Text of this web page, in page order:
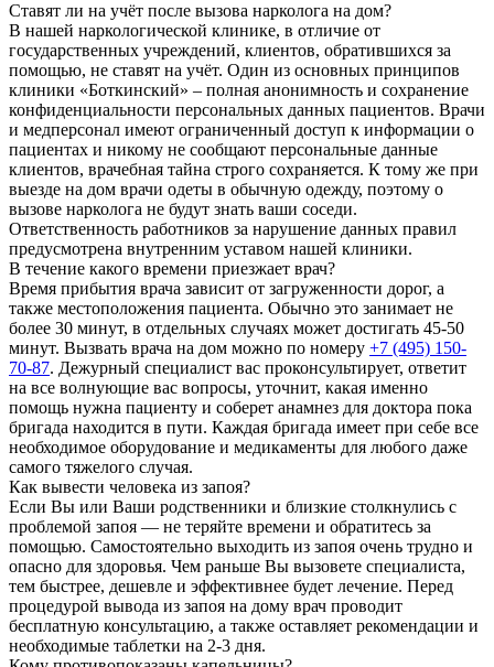
Ставят ли на учёт после вызова нарколога на дом?
В нашей наркологической клинике, в отличие от
государственных учреждений, клиентов, обратившихся за
помощью, не ставят на учёт. Один из основных принципов
клиники «Боткинский» – полная анонимность и сохранение
конфиденциальности персональных данных пациентов. Врачи
и медперсонал имеют ограниченный доступ к информации о
пациентах и никому не сообщают персональные данные
клиентов, врачебная тайна строго сохраняется. К тому же при
выезде на дом врачи одеты в обычную одежду, поэтому о
вызове нарколога не будут знать ваши соседи.
Ответственность работников за нарушение данных правил
предусмотрена внутренним уставом нашей клиники.
В течение какого времени приезжает врач?
Время прибытия врача зависит от загруженности дорог, а
также местоположения пациента. Обычно это занимает не
более 30 минут, в отдельных случаях может достигать 45-50
минут. Вызвать врача на дом можно по номеру +7 (495) 150-
70-87. Дежурный специалист вас проконсультирует, ответит
на все волнующие вас вопросы, уточнит, какая именно
помощь нужна пациенту и соберет анамнез для доктора пока
бригада находится в пути. Каждая бригада имеет при себе все
необходимое оборудование и медикаменты для любого даже
самого тяжелого случая.
Как вывести человека из запоя?
Если Вы или Ваши родственники и близкие столкнулись с
проблемой запоя — не теряйте времени и обратитесь за
помощью. Самостоятельно выходить из запоя очень трудно и
опасно для здоровья. Чем раньше Вы вызовете специалиста,
тем быстрее, дешевле и эффективнее будет лечение. Перед
процедурой вывода из запоя на дому врач проводит
бесплатную консультацию, а также оставляет рекомендации и
необходимые таблетки на 2-3 дня.